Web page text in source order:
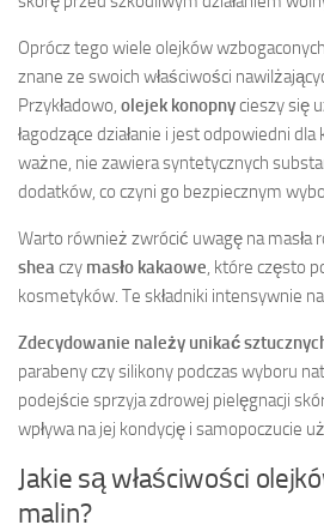
Oprócz tego wiele olejków
znane ze swoich właściwości
Przykładowo, olejek konopnycieszy się
łagodzące działanie i jest odpowiedni
ważne, nie zawiera syntetycznych
dodatków, co czyni go bezpiecznym
Warto również zwrócić uwagę na masła
sheaczy masło kakaowe, które często
kosmetyków. Te składniki intensywnie
Zdecydowanie należy unikać
parabeny czy silikony podczas wyboru
podejście sprzyja zdrowej pielęgnacji
wpływa na jej kondycję i samopoczucie
Jakie są właściwości
malin?